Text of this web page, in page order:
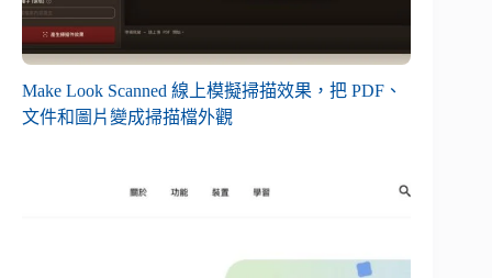
Make Look Scanned 線上模擬掃描效果，把 PDF、
文件和圖片變成掃描檔外觀